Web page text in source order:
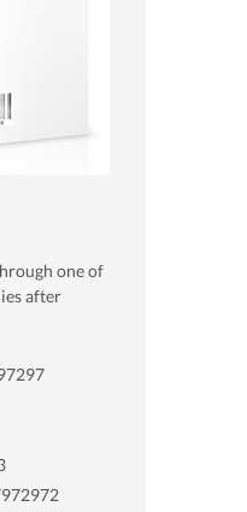
one of
after